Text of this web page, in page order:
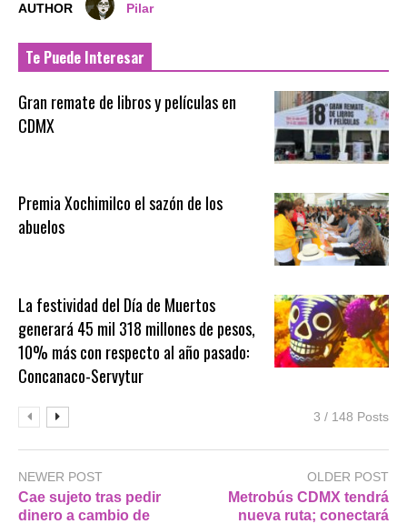
AUTHOR Pilar
Te Puede Interesar
Gran remate de libros y películas en
CDMX
Premia Xochimilco el sazón de los
abuelos
La festividad del Día de Muertos
generará 45 mil 318 millones de pesos,
10% más con respecto al año pasado:
Concanaco-Servytur
3 / 148 Posts
NEWER POST
Cae sujeto tras pedir
dinero a cambio de
OLDER POST
Metrobús CDMX tendrá
nueva ruta; conectará